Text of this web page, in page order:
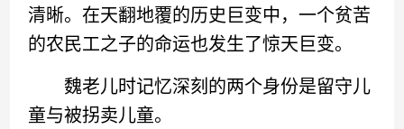
清晰。在天翻地覆的历史巨变中，一个贫苦
的农民工之子的命运也发生了惊天巨变。
魏老儿时记忆深刻的两个身份是留守儿
童与被拐卖儿童。